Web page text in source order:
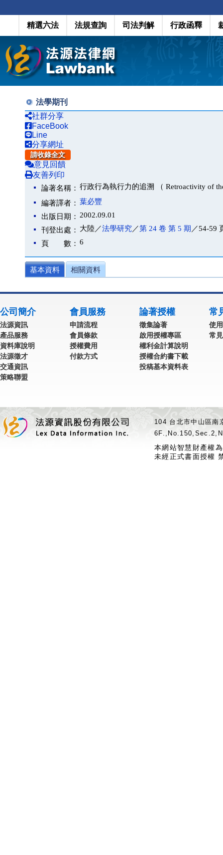
精選六法 法規查詢 司法判解 行政函釋
法學期刊
社群分享
FaceBook
Line
分享網址
請收錄全文
意見回饋
友善列印
論著名稱： 行政行為執行力的追溯 （ Retroactivity of
編著譯者： 葉必豐
出版日期： 2002.09.01
刊登出處： 大陸／法學研究／第 24 卷 第 5 期 ／54-59
頁 數： 6
基本資料 相關資料
公司簡介
法源資訊
產品服務
資料庫說明
法源徵才
交通資訊
策略聯盟
會員服務
申請流程
會員條款
授權費用
付款方式
論著授權
徵集論著
啟用授權專區
權利金計算說明
授權合約書下載
投稿基本資料表
常
使
常
104 台北市中山區
本網站智慧財產權
未經正式書面授權